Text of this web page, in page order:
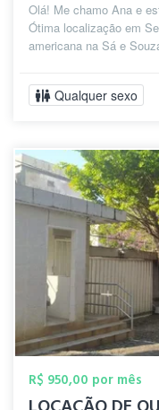
Olá! Me chamo Ana e
Ótima localização em
americana na Sá e
Qualquer sexo
R$ 950,00 por mês